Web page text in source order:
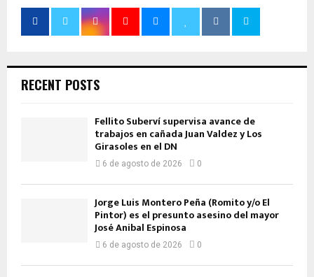
RECENT POSTS
Fellito Suberví supervisa avance de
trabajos en cañada Juan Valdez y Los
Girasoles en el DN
6 de agosto de 2026 0
Jorge Luis Montero Peña (Romito y/o El
Pintor) es el presunto asesino del mayor
José Anibal Espinosa
6 de agosto de 2026 0